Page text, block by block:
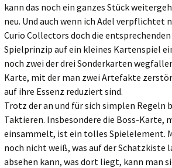
kann das noch ein ganzes Stück
neu. Und auch wenn ich Adel
Curio Collectors doch die
Spielprinzip auf ein kleines Kartenspiel
noch zwei der drei Sonderkarten
Karte, mit der man zwei Artefakte
auf ihre Essenz reduziert sind.
Trotz der an und für sich simplen
Taktieren. Insbesondere die Boss-Karte,
einsammelt, ist ein tolles Spielelement.
noch nicht weiß, was auf der Schatzkiste
absehen kann, was dort liegt, kann man